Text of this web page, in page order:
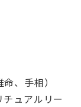
、手相）
ュアルリー